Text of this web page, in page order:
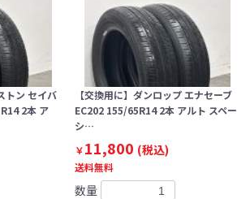
トン セイバ
2本 ア
【交換用に】ダンロップ エナセーブ
EC202 155/65R14 2本 アルト スペー
シ…
￥11,800 (税込)
送料無料
数量